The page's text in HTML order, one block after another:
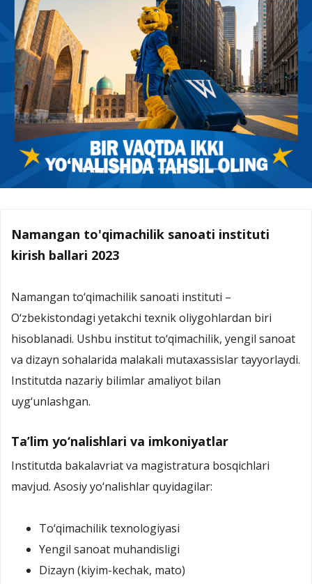
Namangan to'qimachilik sanoati instituti
kirish ballari 2023
Namangan to‘qimachilik sanoati instituti –
O‘zbekistondagi yetakchi texnik oliygohlardan biri
hisoblanadi. Ushbu institut to‘qimachilik, yengil sanoat
va dizayn sohalarida malakali mutaxassislar tayyorlaydi.
Institutda nazariy bilimlar amaliyot bilan
uyg‘unlashgan.
Ta’lim yo‘nalishlari va imkoniyatlar
Institutda bakalavriat va magistratura bosqichlari
mavjud. Asosiy yo‘nalishlar quyidagilar:
To‘qimachilik texnologiyasi
Yengil sanoat muhandisligi
Dizayn (kiyim-kechak, mato)